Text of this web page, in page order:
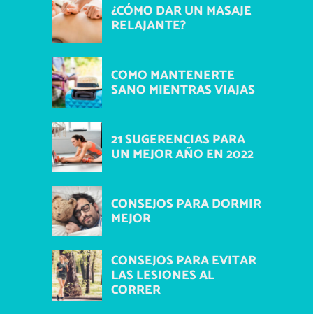
¿CÓMO DAR UN MASAJE
RELAJANTE?
COMO MANTENERTE
SANO MIENTRAS VIAJAS
21 SUGERENCIAS PARA
UN MEJOR AÑO EN 2022
CONSEJOS PARA DORMIR
MEJOR
CONSEJOS PARA EVITAR
LAS LESIONES AL
CORRER